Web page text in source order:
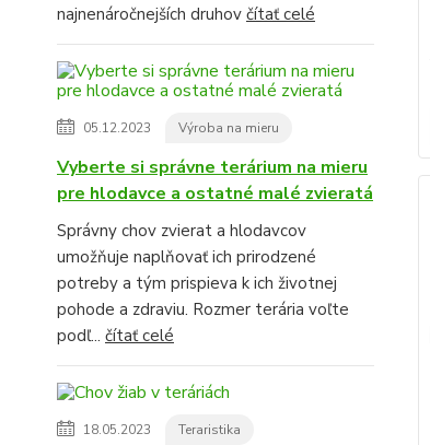
najnenáročnejších druhov čítať celé
05.12.2023 Výroba na mieru
Vyberte si správne terárium na mieru
pre hlodavce a ostatné malé zvieratá
Správny chov zvierat a hlodavcov
umožňuje naplňovať ich prirodzené
potreby a tým prispieva k ich životnej
pohode a zdraviu. Rozmer terária voľte
podľ... čítať celé
18.05.2023 Teraristika